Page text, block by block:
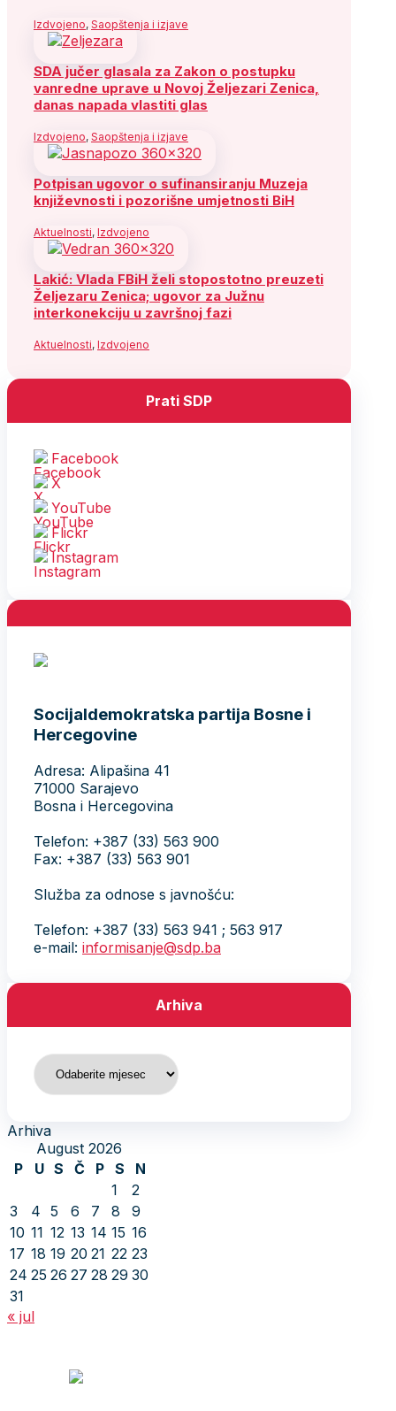
Izdvojeno, Saopštenja i izjave
SDA jučer glasala za Zakon o postupku
vanredne uprave u Novoj Željezari Zenica,
danas napada vlastiti glas
Izdvojeno, Saopštenja i izjave
Potpisan ugovor o sufinansiranju Muzeja
književnosti i pozorišne umjetnosti BiH
Aktuelnosti, Izdvojeno
Lakić: Vlada FBiH želi stopostotno preuzeti
Željezaru Zenica; ugovor za Južnu
interkonekciju u završnoj fazi
Aktuelnosti, Izdvojeno
Prati SDP
Facebook
X
YouTube
Flickr
Instagram
Socijaldemokratska partija Bosne i
Hercegovine
Adresa: Alipašina 41
71000 Sarajevo
Bosna i Hercegovina
Telefon: +387 (33) 563 900
Fax: +387 (33) 563 901
Služba za odnose s javnošću:
Telefon: +387 (33) 563 941 ; 563 917
e-mail: informisanje@sdp.ba
Arhiva
Arhiva
Arhiva
August 2026
P
U S Č P S
N
1
2
3
4 5 6 7 8
9
10 11 12 13 14 15 16
17 18 19 20 21 22 23
24 25 26 27 28 29 30
31
« jul